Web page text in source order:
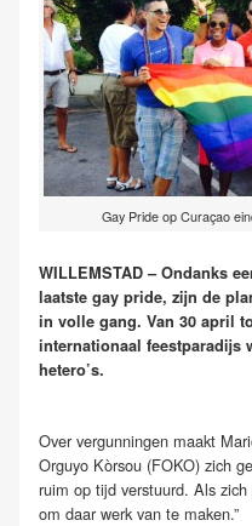
Gay Pride op Curaçao
WILLEMSTAD – Ondanks
laatste gay pride, zijn de
in volle gang. Van 30 april
internationaal feestparadijs
hetero’s.
Over vergunningen maakt
Orguyo Kòrsou (FOKO) zich
ruim op tijd verstuurd. Als
om daar werk van te maken.”